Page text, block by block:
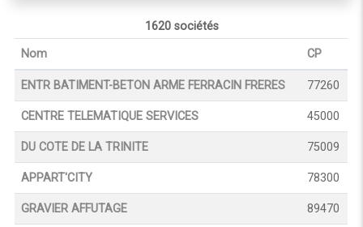
1620 sociétés
Nom
CP
ENTR BATIMENT-BETON ARME FERRACIN FRERES 77260
CENTRE TELEMATIQUE SERVICES 45000
DU COTE DE LA TRINITE 75009
APPART'CITY 78300
GRAVIER AFFUTAGE 89470